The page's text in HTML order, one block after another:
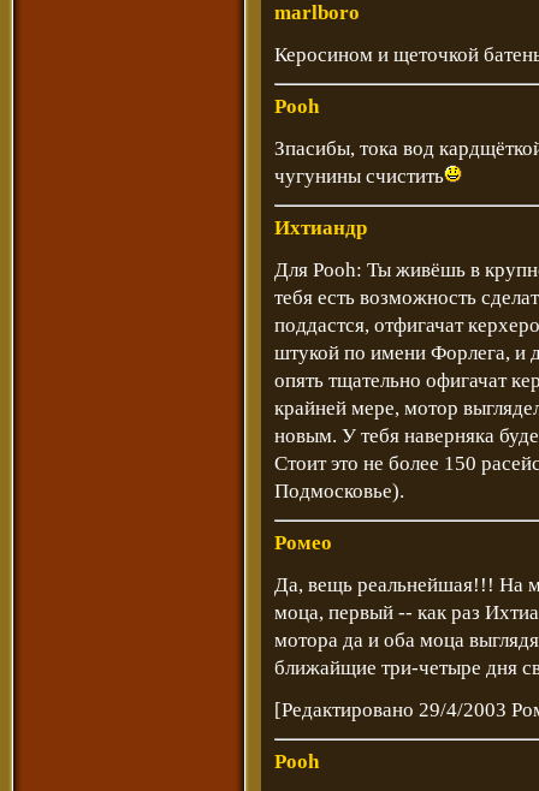
marlboro
Керосином и щеточкой
Pooh
Зпасибы, тока вод
чугунины счистить
Ихтиандр
Для Pooh: Ты живёшь в
тебя есть возможность
поддастся, отфигачат
штукой по имени Форлега, и
опять тщательно офигачат
крайней мере, мотор
новым. У тебя наверняка
Стоит это не более 150
Подмосковье).
Ромео
Да, вещь реальнейшая!!! На
моца, первый -- как раз
мотора да и оба моца
ближайщие три-четыре дня
[Редактировано 29/4/2003
Pooh